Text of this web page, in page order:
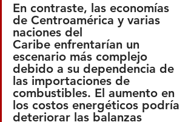
En contraste, las economías
de Centroamérica y varias
naciones del
Caribe enfrentarían un
escenario más complejo
debido a su dependencia de
las importaciones de
combustibles. El aumento en
los costos energéticos podría
deteriorar las balanzas